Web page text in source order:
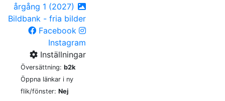
årgång 1 (2027)
Bildbank - fria bilder
Facebook
Instagram
Inställningar
Översättning: b2k
Öppna länkar i ny
flik/fönster: Nej